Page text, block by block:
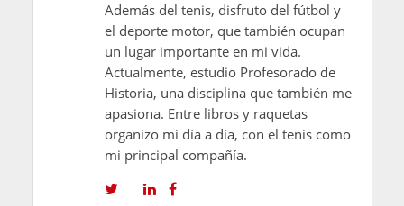
Además del tenis, disfruto del fútbol y
el deporte motor, que también ocupan
un lugar importante en mi vida.
Actualmente, estudio Profesorado de
Historia, una disciplina que también me
apasiona. Entre libros y raquetas
organizo mi día a día, con el tenis como
mi principal compañía.